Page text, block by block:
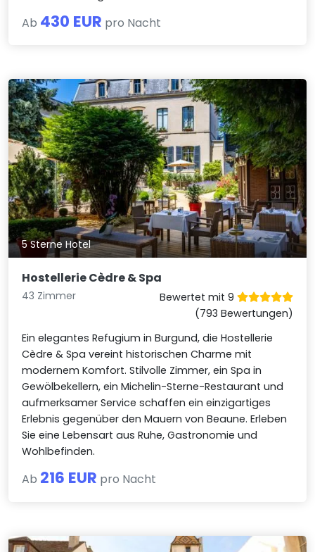
Ab 430 EUR pro Nacht
5 Sterne Hotel
Hostellerie Cèdre & Spa
43 Zimmer
Bewertet mit 9
(793 Bewertungen)
Ein elegantes Refugium in Burgund, die Hostellerie
Cèdre & Spa vereint historischen Charme mit
modernem Komfort. Stilvolle Zimmer, ein Spa in
Gewölbekellern, ein Michelin-Sterne-Restaurant und
aufmerksamer Service schaffen ein einzigartiges
Erlebnis gegenüber den Mauern von Beaune. Erleben
Sie eine Lebensart aus Ruhe, Gastronomie und
Wohlbefinden.
Ab 216 EUR pro Nacht